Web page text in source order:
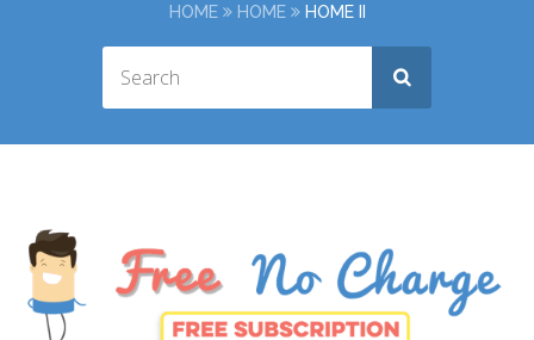
HOME HOME HOME II